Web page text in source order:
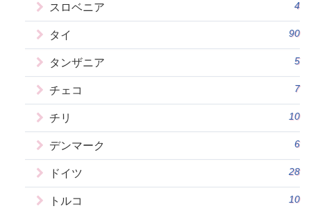
スロベニア 4
タイ 90
タンザニア 5
チェコ 7
チリ 10
デンマーク 6
ドイツ 28
トルコ 10